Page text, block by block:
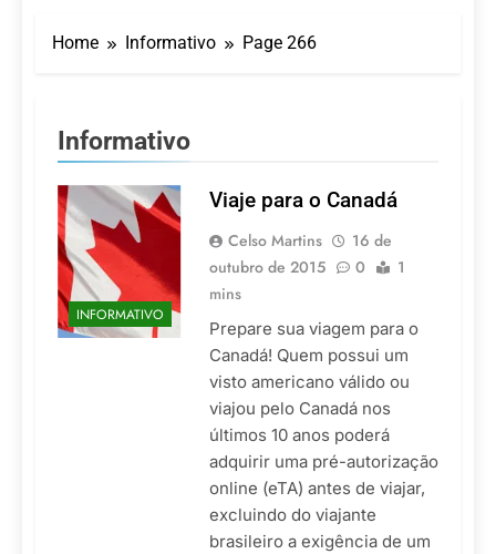
de operação do
5 De Agosto De 2026
Salto Caveiras atrai
novos investimentos e
fortalece infraestrutura
5 De Agosto De 2026
Só Lugar: Descubra as
Atrações do Parque
Mini-Europe
4 De Agosto De 2026
Por Dentro do Atomium:
História, Ciência e a
Melhor Vista de
Bruxelas
4 De Agosto De 2026
Home Informativo Page 266
Informativo
INFORMATIVO
Viaje para o Canadá
Celso Martins
16 de
outubro de 2015
0
1
mins
Prepare sua viagem para o
Canadá! Quem possui um
visto americano válido ou
viajou pelo Canadá nos
últimos 10 anos poderá
adquirir uma pré-autorização
online (eTA) antes de viajar,
excluindo do viajante
brasileiro a exigência de um